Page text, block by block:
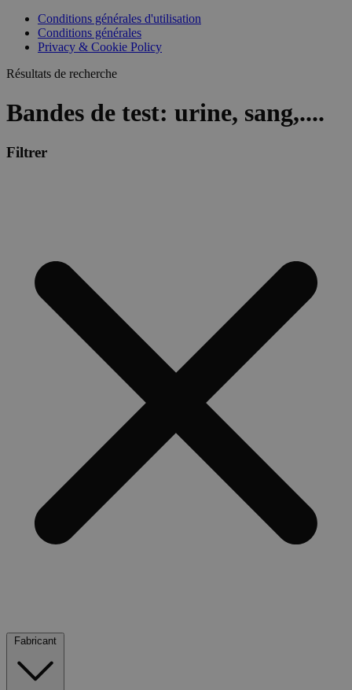
Conditions générales d'utilisation
Conditions générales
Privacy & Cookie Policy
Résultats de recherche
Bandes de test: urine, sang,....
Filtrer
Fabricant